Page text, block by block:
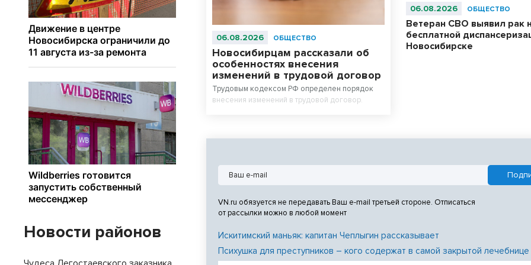
06.08.2026 ОБЩЕСТВО
Новосибирцам рассказали об
особенностях внесения
изменений в трудовой договор
Трудовым кодексом РФ определен порядок
внесения изменений в трудовой договор.
06.08.2026 ОБЩЕСТВО
Ветеран СВО выявил рак
бесплатной
Новосибирске
VN.ru обязуется не передавать Ваш e-mail третьей стороне. Отписаться
от рассылки можно в любой момент
Искитимский маньяк: капитан Чеплыгин рассказывает
Психушка для преступников – кого содержат в самой закрытой
Новости районов